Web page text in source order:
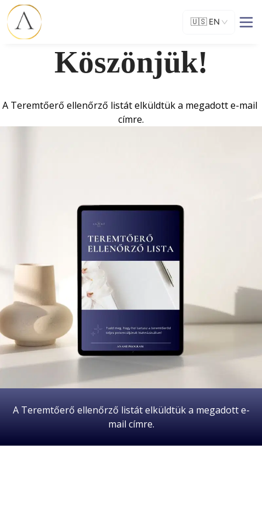
🇺🇸 EN
Köszönjük!
A Teremtőerő ellenőrző listát elküldtük a megadott e-mail
címre.
A Teremtőerő ellenőrző listát elküldtük a megadott e-
mail címre.